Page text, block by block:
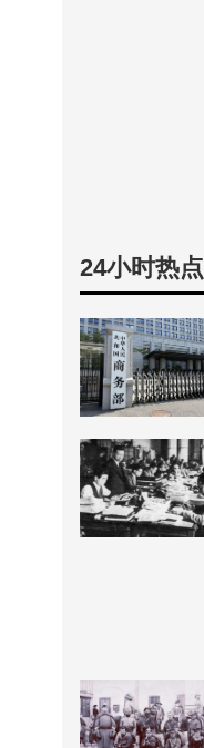
24小时热点